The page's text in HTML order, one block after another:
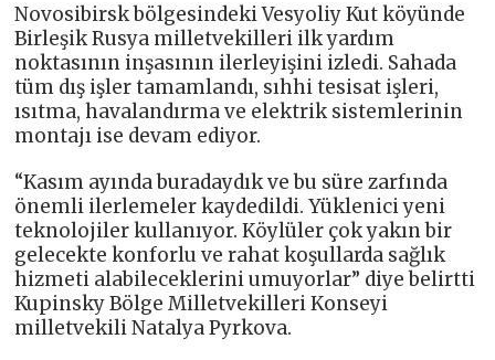
Novosibirsk bölgesindeki Vesyoliy Kut köyünde
Birleşik Rusya milletvekilleri ilk yardım
noktasının inşasının ilerleyişini izledi. Sahada
tüm dış işler tamamlandı, sıhhi tesisat işleri,
ısıtma, havalandırma ve elektrik sistemlerinin
montajı ise devam ediyor.
“Kasım ayında buradaydık ve bu süre zarfında
önemli ilerlemeler kaydedildi. Yüklenici yeni
teknolojiler kullanıyor. Köylüler çok yakın bir
gelecekte konforlu ve rahat koşullarda sağlık
hizmeti alabileceklerini umuyorlar” diye belirtti
Kupinsky Bölge Milletvekilleri Konseyi
milletvekili Natalya Pyrkova.